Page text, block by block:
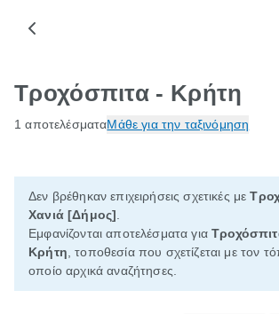
Τροχόσπιτα - Κρήτη
1 αποτελέσματαΜάθε για την ταξινόμηση
Δεν βρέθηκαν επιχειρήσεις σχετικές με
Χανιά [Δήμος]
Εμφανίζονται αποτελέσματα για
Κρήτη , τοποθεσία που σχετίζεται με τον
οποίο αρχικά αναζήτησες.